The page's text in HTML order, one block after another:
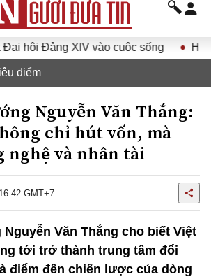
vào cuộc sống Hướng tới Đại hội
điểm
Nguyễn Văn Thắng:
chỉ hút vốn, mà
nghệ và nhân tài
GMT+7
Văn Thắng cho biết Việt
tới trở thành trung tâm đổi
điểm đến chiến lược của dòng